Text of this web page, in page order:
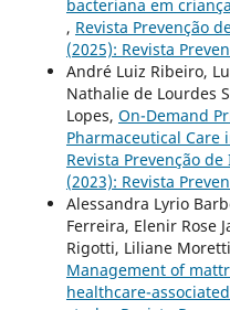
bacteriana em
, Revista Prevenção
(2025): Revista
André Luiz Ribeiro,
Nathalie de Lourdes
Lopes, On-Demand
Pharmaceutical Care
Revista Prevenção
(2023): Revista
Alessandra Lyrio
Ferreira, Elenir Rose
Rigotti, Liliane
Management of
healthcare-